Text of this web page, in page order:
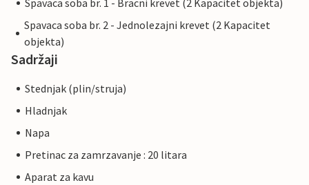
Spavaca soba br. 1 - Bracni krevet (2 Kapacitet objekta)
Spavaca soba br. 2 - Jednolezajni krevet (2 Kapacitet
objekta)
Sadržaji
Stednjak (plin/struja)
Hladnjak
Napa
Pretinac za zamrzavanje : 20 litara
Aparat za kavu